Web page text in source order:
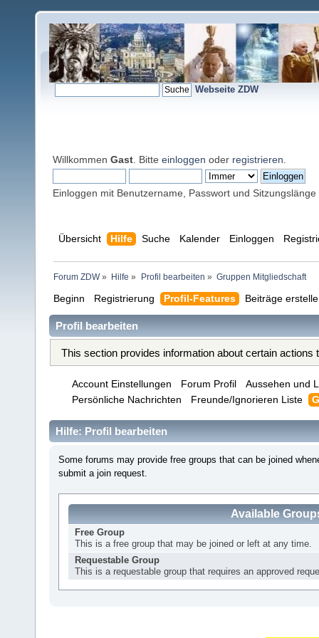
Webseite ZDW
Willkommen Gast . Bitte einloggen oder registrieren
Einloggen mit Benutzername, Passwort und Sitzungslänge
Übersicht Hilfe Suche Kalender Einloggen
Forum ZDW» Hilfe » Profil bearbeiten » Gruppen Mitgliedschaft
Beginn Registrierung Profil-Features Beiträge
Profil bearbeiten
This section provides information about certain
Account Einstellungen Forum Profil
Aussehen und
Persönliche Nachrichten
Freunde/Ignorieren Liste
Hilfe: Profil bearbeiten
Some forums may provide free groups that can be joined
submit a join request.
Available
Free Group
This is a free group that may be joined or left at any time.
Requestable Group
This is a requestable group that requires an approved